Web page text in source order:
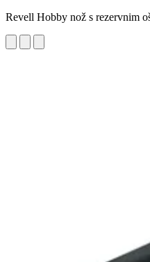
Revell Hobby nož s rezervnim